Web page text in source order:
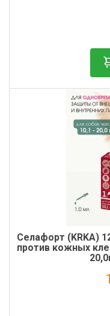
Cелафорт (KRKA)
против кожных